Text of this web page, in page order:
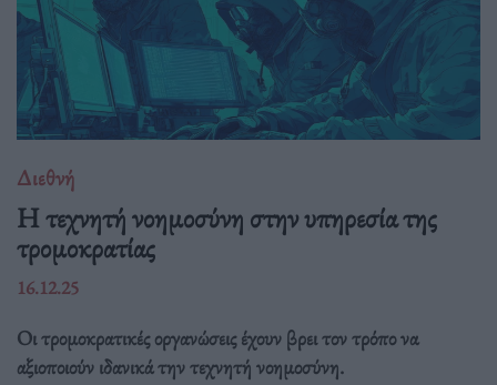
Διεθνή
Η τεχνητή νοημοσύνη στην υπηρεσία της
τρομοκρατίας
16.12.25
Οι τρομοκρατικές οργανώσεις έχουν βρει τον τρόπο να
αξιοποιούν ιδανικά την τεχνητή νοημοσύνη.